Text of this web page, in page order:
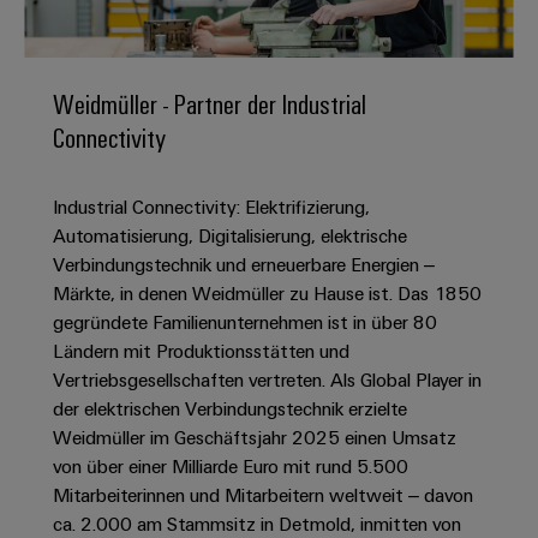
erlebbar
werden.
Lösungen
und
Produkte
Rechenzentren
–
effizient,
zuverlässig,
skalierbar
Energiespeicher
Lösungen
und
Produkte
für
Energiespeichersysteme
(ESS)
Energieübertragung
Anschlusstechnologie
Microgrids
OS
Edge
Computing
Industrial
5G
Single
Pair
Ethernet
Leiterplattenklemmen
und
-
Kabeleinführungssysteme
und
-
komponenten
Anschlussleitungen,
Patchkabel
und
Kabel
SPS
Fast
Service
Beratung
und
digitale
Planung
easyConnect
-
Ihre
Industrial
Service
Platform
Vertrieb uns
Info
für
unsere
Partner
Vertrieb
Großhandelssuche
News
Unternehmen
Weidmüller
und
Fakten
Unser
Vorstand
Nachhaltigkeit
Weidmüller
Academy
People
&
Culture
Compliance
Karriere
Stellen
für
Berufserfahrene
Studierende
Werkstudententätigkeiten
Praktika
Abschlussarbeiten
Neuanfang
für
Studienabbrecher
Offene
Weidmüller - Partner der Industrial
Connectivity
Industrial Connectivity: Elektrifizierung,
Automatisierung, Digitalisierung, elektrische
Verbindungstechnik und erneuerbare Energien –
Märkte, in denen Weidmüller zu Hause ist. Das 1850
gegründete Familienunternehmen ist in über 80
Ländern mit Produktionsstätten und
Vertriebsgesellschaften vertreten. Als Global Player in
der elektrischen Verbindungstechnik erzielte
Weidmüller im Geschäftsjahr 2025 einen Umsatz
von über einer Milliarde Euro mit rund 5.500
Mitarbeiterinnen und Mitarbeitern weltweit – davon
ca. 2.000 am Stammsitz in Detmold, inmitten von